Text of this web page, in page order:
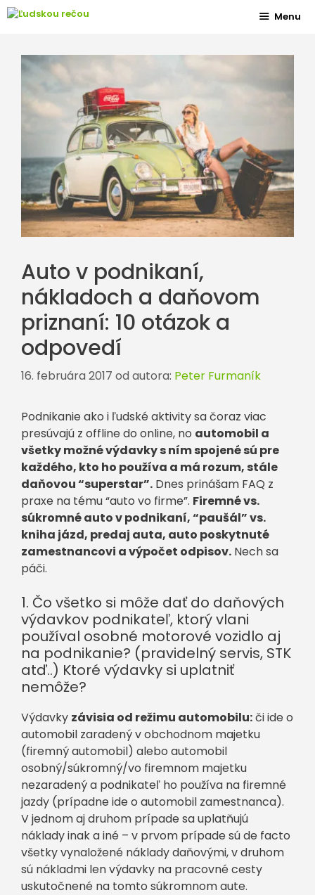
Preskočiť
Menu
Auto v podnikaní,
nákladoch a daňovom
priznaní: 10 otázok a
odpovedí
16. februára 2017 od autora: Peter Furmaník
Podnikanie ako i ľudské aktivity sa čoraz viac
presúvajú z offline do online, no automobil a
všetky možné výdavky s ním spojené sú pre
každého, kto ho používa a má rozum, stále
daňovou “superstar”. Dnes prinášam FAQ z
praxe na tému “auto vo firme”. Firemné vs.
súkromné auto v podnikaní, “paušál” vs.
kniha jázd, predaj auta, auto poskytnuté
zamestnancovi a výpočet odpisov. Nech sa
páči.
1. Čo všetko si môže dať do daňových
výdavkov podnikateľ, ktorý vlani
používal osobné motorové vozidlo aj
na podnikanie? (pravidelný servis, STK
atď..) Ktoré výdavky si uplatniť
nemôže?
Výdavky závisia od režimu automobilu:či ide o
automobil zaradený v obchodnom majetku
(firemný automobil) alebo automobil
osobný/súkromný/vo firemnom majetku
nezaradený a podnikateľ ho používa na firemné
jazdy (prípadne ide o automobil zamestnanca).
V jednom aj druhom prípade sa uplatňujú
náklady inak a iné – v prvom prípade sú de facto
všetky vynaložené náklady daňovými, v druhom
sú nákladmi len výdavky na pracovné cesty
uskutočnené na tomto súkromnom aute.